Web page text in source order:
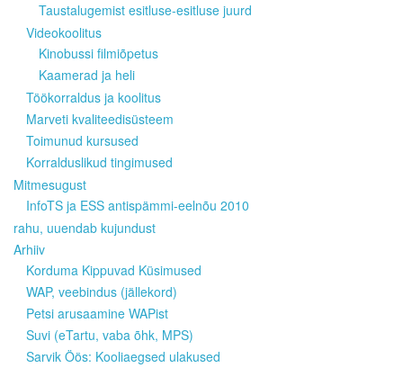
Taustalugemist esitluse-esitluse juurd
Videokoolitus
Kinobussi filmiõpetus
Kaamerad ja heli
Töökorraldus ja koolitus
Marveti kvaliteedisüsteem
Toimunud kursused
Korralduslikud tingimused
Mitmesugust
InfoTS ja ESS antispämmi-eelnõu 2010
rahu, uuendab kujundust
Arhiiv
Korduma Kippuvad Küsimused
WAP, veebindus (jällekord)
Petsi arusaamine WAPist
Suvi (eTartu, vaba õhk, MPS)
Sarvik Öös: Kooliaegsed ulakused